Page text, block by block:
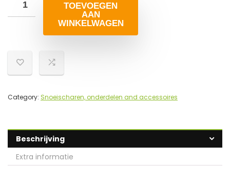
TOEVOEGEN
AAN
WINKELWAGEN
Category: Snoeischaren, onderdelen and accessoires
Beschrijving
Extra informatie